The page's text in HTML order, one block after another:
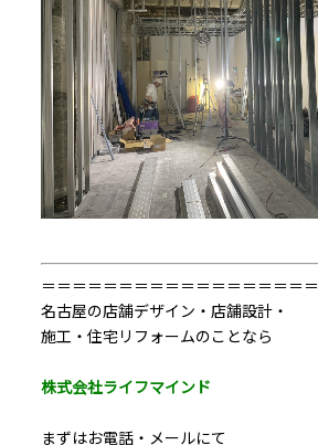
＝＝＝＝＝＝＝＝＝＝＝＝＝＝＝＝＝
名古屋の店舗デザイン・店舗設計・
施工・住宅リフォームのことなら
株式会社ライフマインド
まずはお電話・メールにて